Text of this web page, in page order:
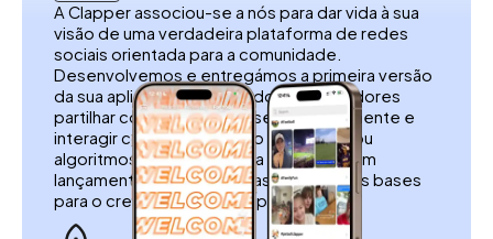
A Clapper associou-se a nós para dar vida à sua
visão de uma verdadeira plataforma de redes
sociais orientada para a comunidade.
Desenvolvemos e entregámos a primeira versão
da sua aplicação, permitindo aos utilizadores
partilhar conteúdos, ligar-se autenticamente e
interagir com o seu público sem filtros ou
algoritmos. A nossa equipa assegurou um
lançamento sem problemas, lançando as bases
para o crescimento da Clapper.